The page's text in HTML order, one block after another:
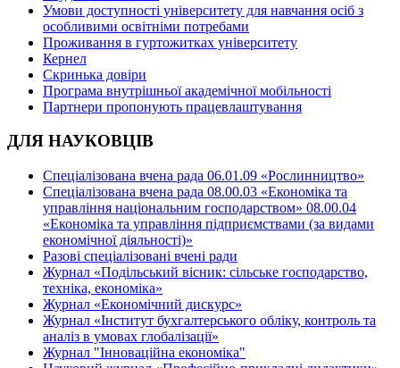
Умови доступності університету для навчання осіб з
особливими освітніми потребами
Проживання в гуртожитках університету
Кернел
Скринька довіри
Програма внутрішньої академічної мобільності
Партнери пропонують працевлаштування
ДЛЯ НАУКОВЦІВ
Спеціалізована вчена рада 06.01.09 «Рослинництво»
Спеціалізована вчена рада 08.00.03 «Економіка та
управління національним господарством» 08.00.04
«Економіка та управління підприємствами (за видами
економічної діяльності)»
Разові спеціалізовані вчені ради
Журнал «Подільський вісник: сільське господарство,
техніка, економіка»
Журнал «Економічний дискурс»
Журнал «Інститут бухгалтерського обліку, контроль та
аналіз в умовах глобалізації»
Журнал "Інноваційна економіка"